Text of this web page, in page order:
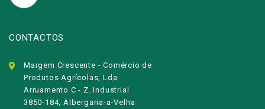
CONTACTOS
Margem Crescente - Comércio de
Produtos Agrícolas, Lda
Arruamento C - Z. Industrial
3850-184, Albergaria-a-Velha